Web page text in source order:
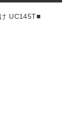
UC145T■